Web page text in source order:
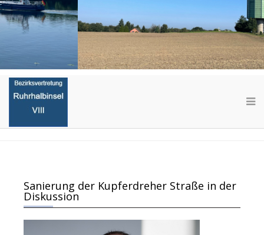
Sanierung der Kupferdreher Straße in der
Diskussion